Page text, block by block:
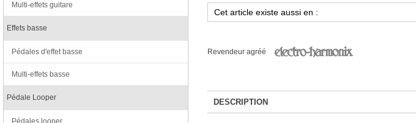
Revendeur agréé
DESCRIPTION
Multi-effets guitare
Effets basse
Pédales d'effet basse
Multi-effets basse
Pédale Looper
Pédales looper